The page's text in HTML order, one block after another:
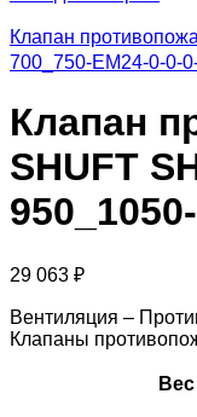
Клапан
700_750-EM24-0-0-
Клапан
SHUFT
29 063 ₽
Вентиляция –
Клапаны
Вес